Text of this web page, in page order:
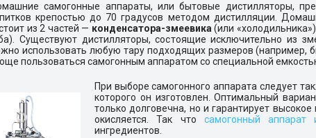
самогонные аппараты, или бытовые дистилляторы,
крепостью до 70 градусов методом дистилляции.
из 2 частей — конденсатора-змеевика (или
Существуют дистилляторы, состоящие исключительно из
использовать любую тару подходящих размеров (например,
пользоваться самогонным аппаратом со специальной
При выборе самогонного аппарата следует
которого он изготовлен. Оптимальный
только долговечна, но и гарантирует
окисляется. Так что самогонный аппарат
ингредиентов.